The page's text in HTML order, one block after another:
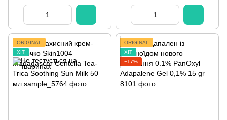
ORIGINAL
ХІТ
ORIGINAL
ХІТ
−17%